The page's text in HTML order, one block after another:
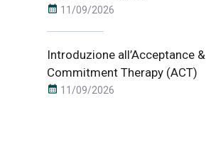
calendar_month 11/09/2026
Introduzione all’Acceptance &
Commitment Therapy (ACT)
calendar_month 11/09/2026